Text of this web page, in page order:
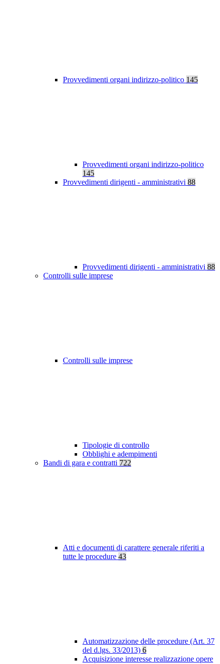
Provvedimenti organi indirizzo-politico 145
Provvedimenti organi indirizzo-politico
145
Provvedimenti dirigenti - amministrativi 88
Provvedimenti dirigenti - amministrativi 88
Controlli sulle imprese
Controlli sulle imprese
Tipologie di controllo
Obblighi e adempimenti
Bandi di gara e contratti 722
Atti e documenti di carattere generale riferiti a
tutte le procedure 43
Automatizzazione delle procedure (Art. 37
del d.lgs. 33/2013) 6
Acquisizione interesse realizzazione opere